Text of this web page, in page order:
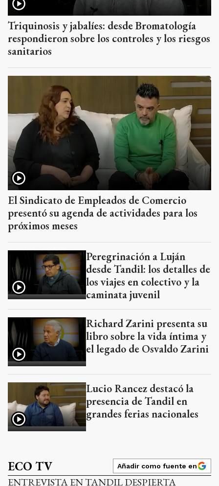
Triquinosis y jabalíes: desde Bromatología
respondieron sobre los controles y los riesgos
sanitarios
El Sindicato de Empleados de Comercio
presentó su agenda de actividades para los
próximos meses
Peregrinación a Luján
desde Tandil: los detalles de
los viajes en colectivo y la
caminata juvenil
Richard Zarini presenta su
libro sobre la vida íntima y
el legado de Osvaldo Zarini
Lucio Rancez destacó la
presencia de Tandil en
grandes ferias nacionales
ECO TV Añadir como fuente en
ENTREVISTA EN TANDIL DESPIERTA